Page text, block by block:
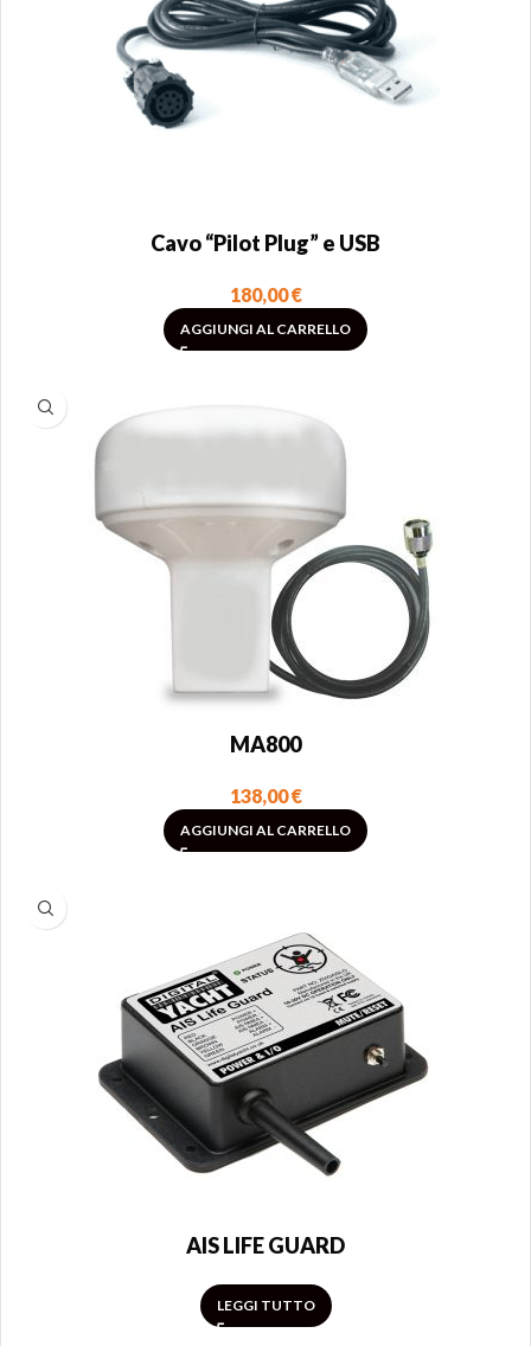
Cavo “Pilot Plug” e USB
180,00€
AGGIUNGI AL CARRELLO
MA800
138,00€
AGGIUNGI AL CARRELLO
AIS LIFE GUARD
LEGGI TUTTO